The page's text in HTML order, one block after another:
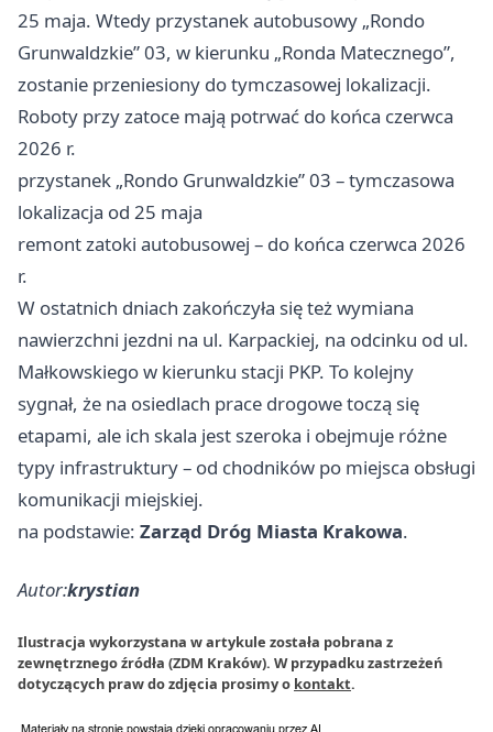
25 maja. Wtedy przystanek autobusowy „Rondo
Grunwaldzkie” 03, w kierunku „Ronda Matecznego”,
zostanie przeniesiony do tymczasowej lokalizacji.
Roboty przy zatoce mają potrwać do końca czerwca
2026 r.
przystanek „Rondo Grunwaldzkie” 03 – tymczasowa
lokalizacja od 25 maja
remont zatoki autobusowej – do końca czerwca 2026
r.
W ostatnich dniach zakończyła się też wymiana
nawierzchni jezdni na ul. Karpackiej, na odcinku od ul.
Małkowskiego w kierunku stacji PKP. To kolejny
sygnał, że na osiedlach prace drogowe toczą się
etapami, ale ich skala jest szeroka i obejmuje różne
typy infrastruktury – od chodników po miejsca obsługi
komunikacji miejskiej.
na podstawie: Zarząd Dróg Miasta Krakowa.
Autor:krystian
Ilustracja wykorzystana w artykule została pobrana z
zewnętrznego źródła (ZDM Kraków). W przypadku zastrzeżeń
dotyczących praw do zdjęcia prosimy o kontakt.